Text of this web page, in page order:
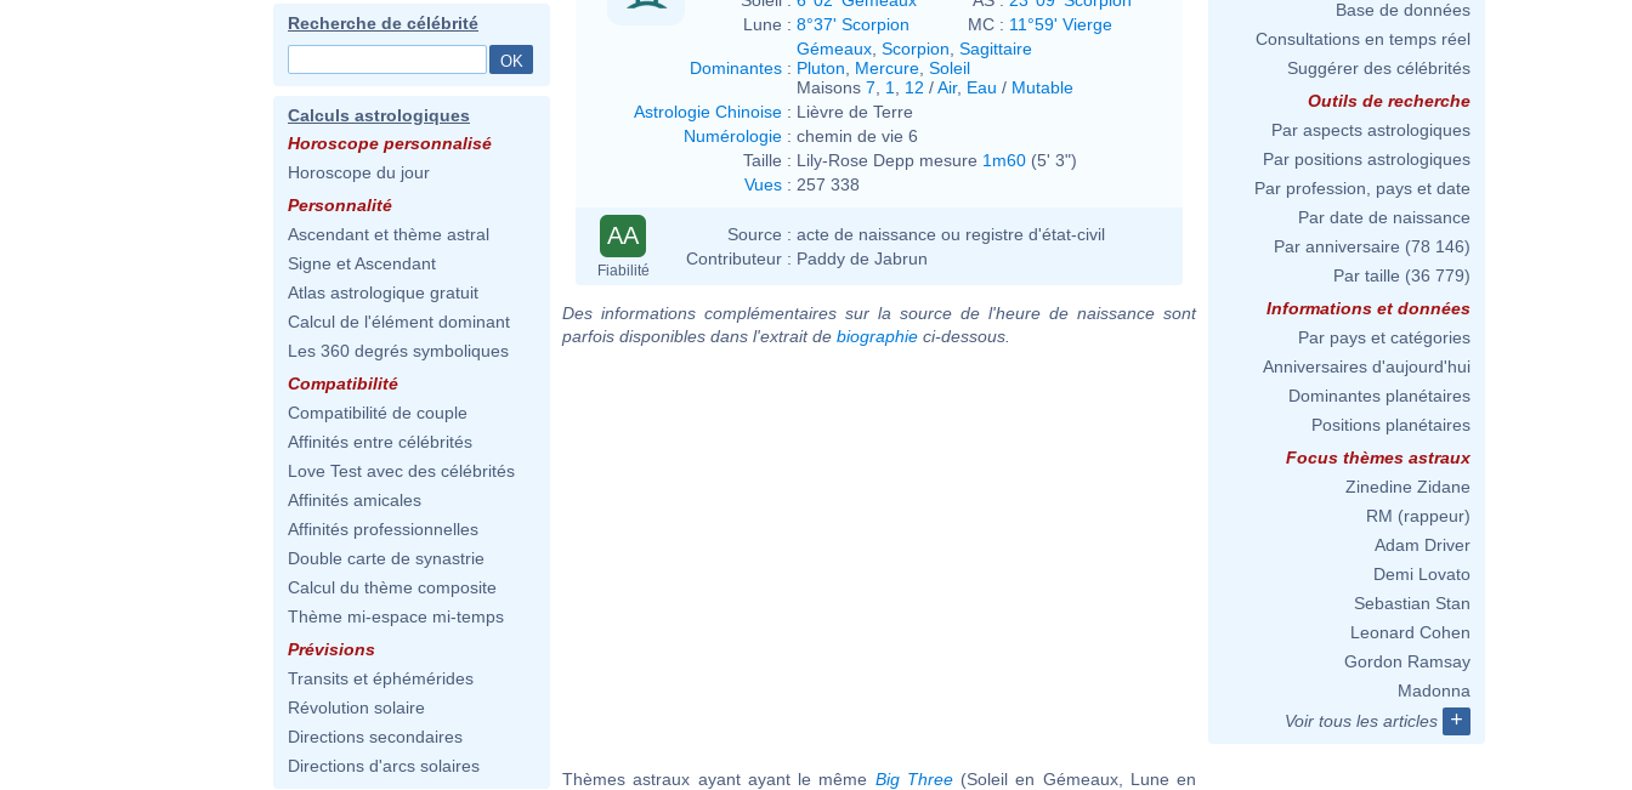
Recherche de célébrité
Calculs astrologiques
Horoscope personnalisé
Horoscope du jour
Personnalité
Ascendant et thème astral
Signe et Ascendant
Atlas astrologique gratuit
Calcul de l'élément dominant
Les 360 degrés symboliques
Compatibilité
Compatibilité de couple
Affinités entre célébrités
Love Test avec des célébrités
Affinités amicales
Affinités professionnelles
Double carte de synastrie
Calcul du thème composite
Thème mi-espace mi-temps
Prévisions
Transits et éphémérides
Révolution solaire
Directions secondaires
Directions d'arcs solaires
Lune : 8°37' Scorpion MC : 11°59' Vierge
Dominantes :
Gémeaux Scorpion Sagittaire
Pluton
Mercure Soleil
Maisons 7 1 12 /Air, Eau / Mutable
Astrologie Chinoise : Lièvre de Terre
Numérologie : chemin de vie 6
Taille : Lily-Rose Depp mesure 1m60 (5' 3")
Vues : 257 338
AA
Fiabilité
Source : acte de naissance ou registre d'état-civil
Contributeur : Paddy de Jabrun
Des informations complémentaires sur la source de l'heure de naissance sont
parfois disponibles dans l'extrait de biographie ci-dessous.
Thèmes astraux ayant ayant le même Big Three(Soleil en Gémeaux, Lune en
Base de données
Consultations en temps réel
Suggérer des célébrités
Outils de recherche
Par aspects astrologiques
Par positions astrologiques
Par profession, pays et date
Par date de naissance
Par anniversaire (78 146)
Par taille (36 779)
Informations et données
Par pays et catégories
Anniversaires d'aujourd'hui
Dominantes planétaires
Positions planétaires
Focus thèmes astraux
Zinedine Zidane
RM (rappeur)
Adam Driver
Demi Lovato
Sebastian Stan
Leonard Cohen
Gordon Ramsay
Madonna
Voir tous les articles
+